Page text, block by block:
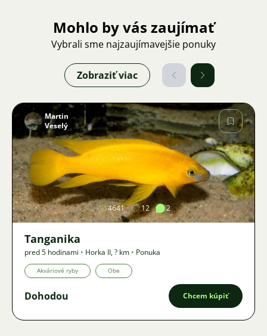
Mohlo by vás zaujímať
Vybrali sme najzaujímavejšie ponuky
Zobraziť viac
Obrázok
Martin
Veselý
4641 12 2
Tanganika
pred 5 hodinami • Horka II,? km • Ponuka
Akváriové ryby Obe
Dohodou Chcem kúpiť